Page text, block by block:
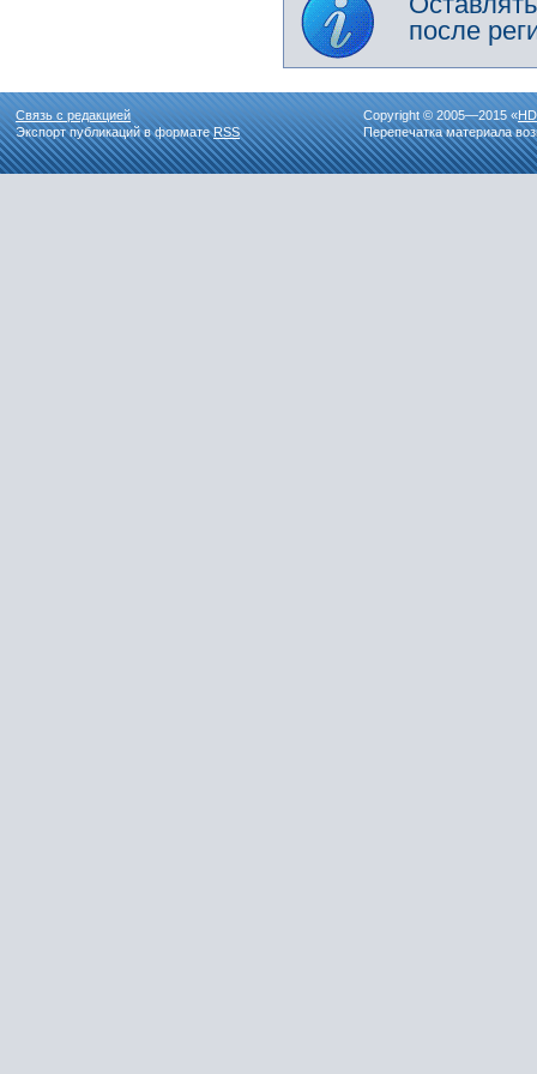
после
Связь с редакцией
Экспорт публикаций в форматеRSS
Copyright © 2005—2015 «
Перепечатка материала